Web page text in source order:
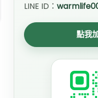
LINE ID：
點我